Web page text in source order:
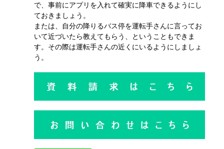
で、事前にアプリを入れて確実に降車できるようにし
ておきましょう。
または、自分の降りるバス停を運転手さんに言ってお
いて近づいたら教えてもらう、ということもできま
す。その際は運転手さんの近くにいるようにしましょ
う。